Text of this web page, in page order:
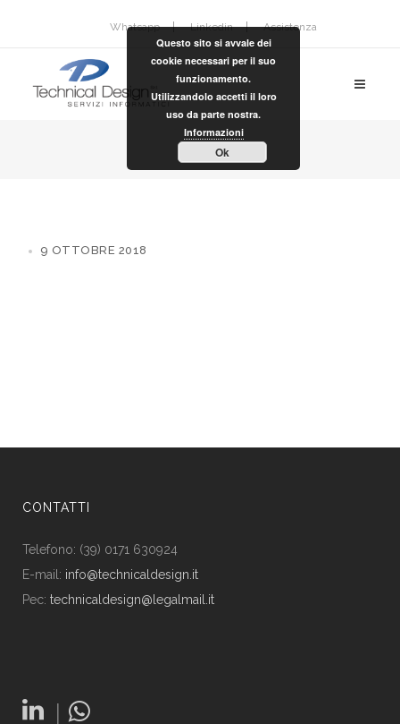
Whatsapp Linkedin Assistenza
9 OTTOBRE 2018
CONTATTI
Telefono: (39) 0171 630924
E-mail: info@technicaldesign.it
Pec: technicaldesign@legalmail.it
|
Questo sito si avvale dei
cookie necessari per il suo
funzionamento.
Utilizzandolo accetti il loro
uso da parte nostra.
Informazioni
Ok